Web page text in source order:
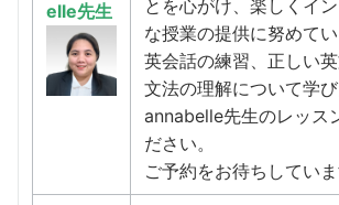
elle先生
とを心がけ、楽しくイ
な授業の提供に努めてい
英会話の練習、正しい英
文法の理解について学
annabelle先生のレッス
ださい。
ご予約をお待ちしていま